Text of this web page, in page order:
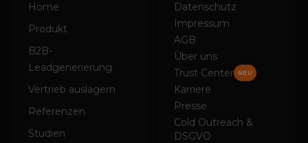
Home
Produkt
B2B-
Leadgenerierung
Vertrieb auslagern
Referenzen
Studien
Datenschutz
Impressum
AGB
Über uns
Trust Center
NEU
Karriere
Presse
Cold Outreach &
DSGVO